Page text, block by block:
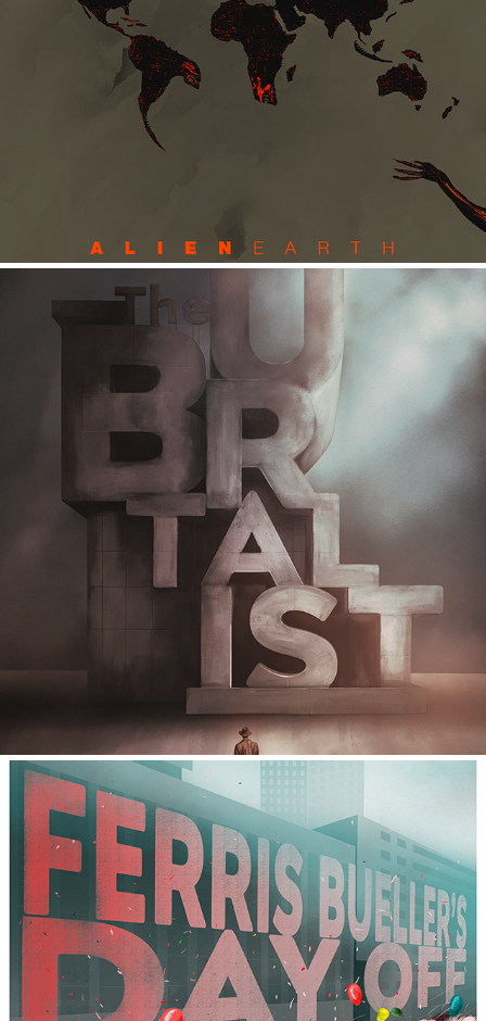
ALIENEARTH
THE BRUTALIST
FERRIS BUELLER'S DAY OFF